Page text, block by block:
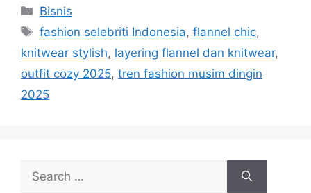
Categories
Bisnis
Tags
fashion selebriti Indonesia,flannel chic,
knitwear stylish, layering flannel dan knitwear,
outfit cozy 2025, tren fashion musim dingin
2025
for: